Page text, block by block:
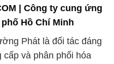
| Công ty cung ứng
Hồ Chí Minh
Phát là đối tác đáng
và phân phối hóa